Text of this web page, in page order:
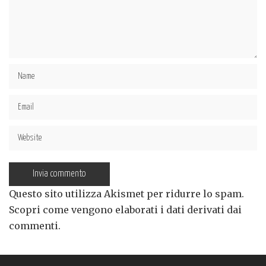
Questo sito utilizza Akismet per ridurre lo spam.
Scopri come vengono elaborati i dati derivati dai
commenti.